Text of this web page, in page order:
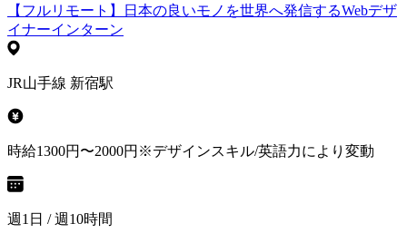
【フルリモート】日本の良いモノを世界へ発信するWebデザ
イナーインターン
JR山手線 新宿駅
時給1300円〜2000円※デザインスキル/英語力により変動
週1日 / 週10時間